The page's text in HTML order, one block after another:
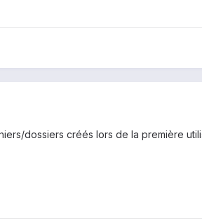
dossiers créés lors de la première